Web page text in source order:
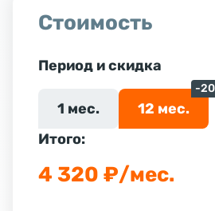
Стоимость
Период и скидка
-
1 мес.
12 мес.
Итого:
4 320 ₽/мес.